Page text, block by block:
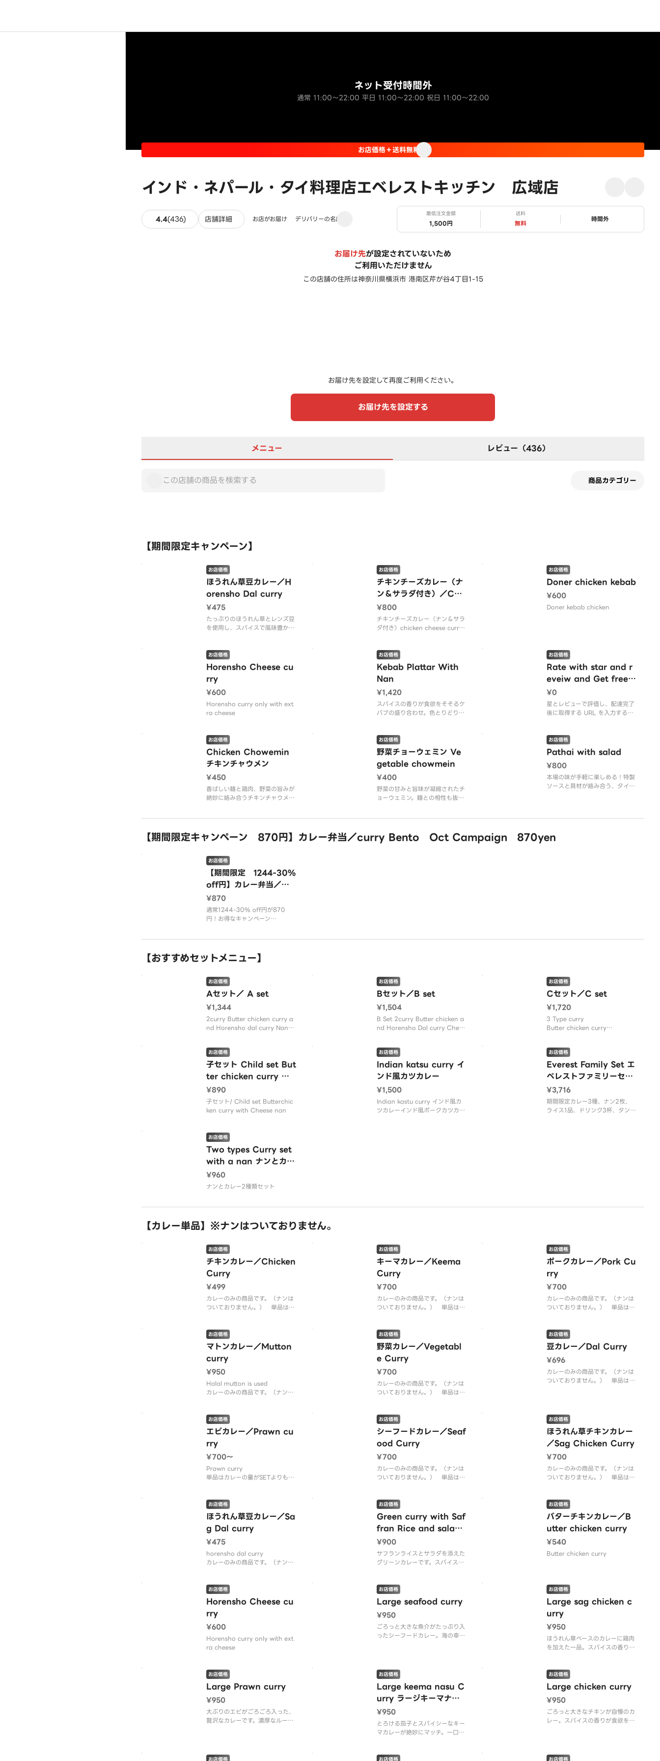
インド・ネパール・タイ料理店エベレストキッチン 広域店
ネット受付時間外
通常 11:00～22:00 平日 11:00～22:00 祝日 11:00～22:00
お店価格＋送料無料
4.4(436) 436件のレビュー
店舗詳細 お店がお届け デリバリーの名店
最低注文金額
1,500円
送料
無料 ステータス
時間外
お届け先が設定されていないため
ご利用いただけません
この店舗の住所は神奈川県横浜市 港南区芹が谷4丁目1-15
お届け先を設定して再度ご利用ください。
お届け先を設定する
メニュー レビュー（436）
商品カテゴリー
【期間限定キャンペーン】
ほうれん草豆カレー／H
orensho Dal curry
お店価格
¥475
たっぷりのほうれん草とレンズ豆
を使用し、スパイスで風味豊かに
ンチやディナーにおすすめです。
チキンチーズカレー（ナ
ン＆サラダ付き）／Chi
cken cheese curry wi
th Nan and salad
お店価格
¥800
チキンチーズカレー（ナン＆サラ
ダ付き）chicken cheese curry
Doner chicken kebab
お店価格
¥600
Doner kebab chicken
Horensho Cheese cu
rry
お店価格
¥600
Horensho curry only with ext
ra cheese
Kebab Plattar With
Nan
お店価格
¥1,420
スパイスの香りが食欲をそそるケ
バブの盛り合わせ。色とりどりの
い。
Rate with star and r
eveiw and Get free
mango lassi service f
or the your oder wit
h putting url which y
y is complete.One m
ango lassi is allowed
for one oder. 星とレビ
ューで評価し、配達完了
後に取得する U
お店価格
¥0
星とレビューで評価し、配達完了
後に取得する URL を入力する
ます。1 回の注文につきマンゴー
ラッシー 1 杯が認められます
Chicken Chowemin
チキンチャウメン
お店価格
¥450
香ばしい麺と鶏肉、野菜の旨みが
絶妙に絡み合うチキンチャウメ
野菜チョーウェミン Ve
getable chowmein
お店価格
¥400
野菜の甘みと旨味が凝縮されたチ
ョーウェミン。麺との相性も抜群
Pathai with salad
お店価格
¥800
本場の味が手軽に楽しめる！特製
ソースと具材が絡み合う、タイの
【期間限定キャンペーン 870円】カレー弁当／curry Bento Oct Campaign 870yen
【期間限定 1244-30%
off円】カレー弁当／Cu
rry Bento Sep 870
yen Campaign
お店価格
¥870
通常1244-30% off円が870
円！お得なキャンペーン
す。
【おすすめセットメニュー】
Aセット／ A set
お店価格
¥1,344
2curry Butter chicken curry a
nd Horensho dal curry Nan Ri
カレー バターチキンカレーとダ
ルカレー ナン ライス チキンティ
ッカ 1p サラダ
Bセット／B set
お店価格
¥1,504
B Set 2curry Butter chicken a
nd Horensho Dal curry Chees
ekh kabab 1pc Rice Salad/Bセ
ット 2カレー バターチキンとほ
うれん
Cセット／C set
お店価格
¥1,720
3 Type curry
Butter chicken curry
Horenso Dal curry
Cheese nan
Plain Nan
Safran Rice
Salad
Tandoori Chicken 1pc
S
子セット Child set But
ter chicken curry Ch
eese Nan
お店価格
¥890
子セット/ Child set Butterchic
ken curry with Cheese nan
Indian katsu curry イ
ンド風カツカレー
お店価格
¥1,500
Indian kastu curry インド風カ
ツカレーインド風ポークカツカレ
Everest Family Set エ
ベレストファミリーセッ
ト
お店価格
¥3,716
期間限定カレー3種、ナン2枚、
ライス1品、ドリンク3杯、タンド
Two types Curry set
with a nan ナンとカレ
ー2種類セット
お店価格
¥960
ナンとカレー2種類セット
【カレー単品】※ナンはついておりません。
チキンカレー／Chicken
Curry
お店価格
¥499
カレーのみの商品です。（ナンは
ついておりません。） 単品はカ
キーマカレー／Keema
Curry
お店価格
¥700
カレーのみの商品です。（ナンは
ついておりません。） 単品はカ
ポークカレー／Pork Cu
rry
お店価格
¥700
カレーのみの商品です。（ナンは
ついておりません。） 単品はカ
マトンカレー／Mutton
curry
お店価格
¥950
Halal mutton is used
カレーのみの商品です。（ナンは
す。
野菜カレー／Vegetabl
e Curry
お店価格
¥700
カレーのみの商品です。（ナンは
ついておりません。） 単品はカ
豆カレー／Dal Curry
お店価格
¥696
カレーのみの商品です。（ナンは
ついておりません。） 単品はカ
エビカレー／Prawn cu
rry
お店価格
¥700〜
Prawn curry
単品はカレーの量がSETよりも多
シーフードカレー／Seaf
ood Curry
お店価格
¥700
カレーのみの商品です。（ナンは
ついておりません。） 単品はカ
ほうれん草チキンカレー
／Sag Chicken Curry
お店価格
¥700
カレーのみの商品です。（ナンは
ついておりません。） 単品はカ
ほうれん草豆カレー／Sa
g Dal curry
お店価格
¥475
horensho dal curry
カレーのみの商品です。（ナンは
す。
Green curry with Saf
fran Rice and salad
サフランライスとサラダ
を添えたグリーンカレー
お店価格
¥900
サフランライスとサラダを添えた
グリーンカレーです。スパイスの
い。
バターチキンカレー／B
utter chicken curry
お店価格
¥540
Butter chicken curry
Horensho Cheese cu
rry
お店価格
¥600
Horensho curry only with ext
ra cheese
Large seafood curry
お店価格
¥950
ごろっと大きな魚介がたっぷり入
ったシーフードカレー。海の幸の
Large sag chicken c
urry
お店価格
¥950
ほうれん草ベースのカレーに鶏肉
を加えた一品。スパイスの香りが
Large Prawn curry
お店価格
¥950
大ぶりのエビがごろごろ入った、
贅沢なカレーです。濃厚なルーと
Large keema nasu C
urry ラージキーマナス
カレー
お店価格
¥950
とろける茄子とスパイシーなキー
マカレーが絶妙にマッチ。一口食
Large chicken curry
お店価格
¥950
ごろっと大きなチキンが自慢のカ
レー。スパイスの香りが食欲をそ
お店価格 お店価格 お店価格